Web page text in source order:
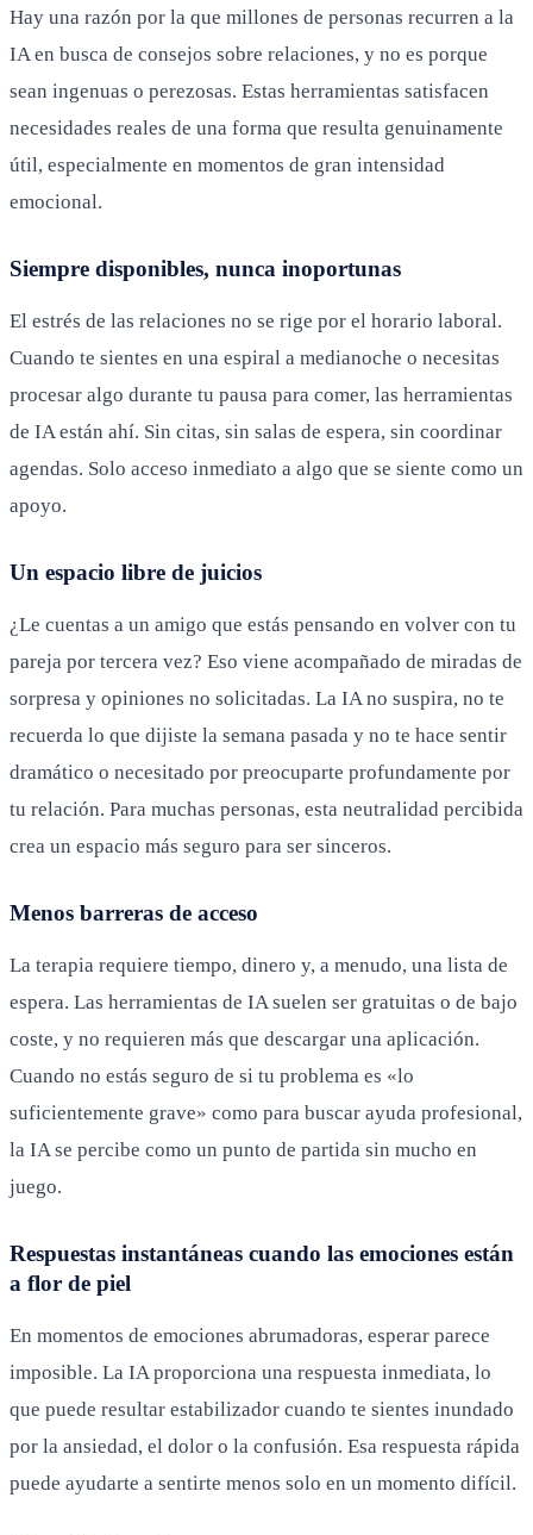
Hay una razón por la que millones de personas recurren a la
IA en busca de consejos sobre relaciones, y no es porque
sean ingenuas o perezosas. Estas herramientas satisfacen
necesidades reales de una forma que resulta genuinamente
útil, especialmente en momentos de gran intensidad
emocional.
Siempre disponibles, nunca inoportunas
El estrés de las relaciones no se rige por el horario laboral.
Cuando te sientes en una espiral a medianoche o necesitas
procesar algo durante tu pausa para comer, las herramientas
de IA están ahí. Sin citas, sin salas de espera, sin coordinar
agendas. Solo acceso inmediato a algo que se siente como un
apoyo.
Un espacio libre de juicios
¿Le cuentas a un amigo que estás pensando en volver con tu
pareja por tercera vez? Eso viene acompañado de miradas de
sorpresa y opiniones no solicitadas. La IA no suspira, no te
recuerda lo que dijiste la semana pasada y no te hace sentir
dramático o necesitado por preocuparte profundamente por
tu relación. Para muchas personas, esta neutralidad percibida
crea un espacio más seguro para ser sinceros.
Menos barreras de acceso
La terapia requiere tiempo, dinero y, a menudo, una lista de
espera. Las herramientas de IA suelen ser gratuitas o de bajo
coste, y no requieren más que descargar una aplicación.
Cuando no estás seguro de si tu problema es «lo
suficientemente grave» como para buscar ayuda profesional,
la IA se percibe como un punto de partida sin mucho en
juego.
Respuestas instantáneas cuando las emociones están
a flor de piel
En momentos de emociones abrumadoras, esperar parece
imposible. La IA proporciona una respuesta inmediata, lo
que puede resultar estabilizador cuando te sientes inundado
por la ansiedad, el dolor o la confusión. Esa respuesta rápida
puede ayudarte a sentirte menos solo en un momento difícil.